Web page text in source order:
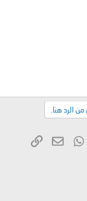
الرد هنا.
WhatsApp
البريد